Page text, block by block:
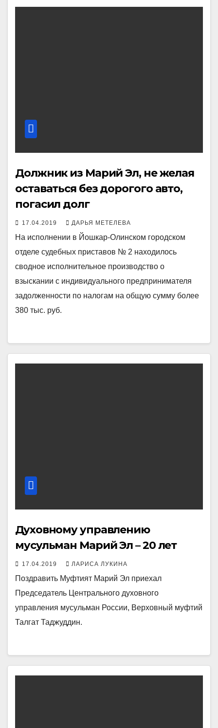
Должник из Марий Эл, не желая
оставаться без дорогого авто,
погасил долг
17.04.2019 ДАРЬЯ МЕТЕЛЕВА
На исполнении в Йошкар-Олинском городском
отделе судебных приставов № 2 находилось
сводное исполнительное производство о
взыскании с индивидуального предпринимателя
задолженности по налогам на общую сумму более
380 тыс. руб.
Духовному управлению
мусульман Марий Эл – 20 лет
17.04.2019 ЛАРИСА ЛУКИНА
Поздравить Муфтият Марий Эл приехал
Председатель Центрального духовного
управления мусульман России, Верховный муфтий
Талгат Таджуддин.